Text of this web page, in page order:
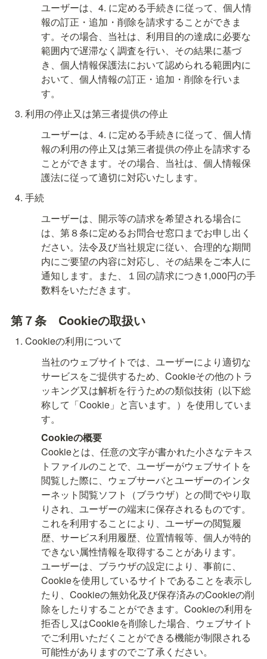
ユーザーは、4. に定める手続きに従って、個人情
報の訂正・追加・削除を請求することができま
す。その場合、当社は、利用目的の達成に必要な
範囲内で遅滞なく調査を行い、その結果に基づ
き、個人情報保護法において認められる範囲内に
おいて、個人情報の訂正・追加・削除を行いま
す。
利用の停止又は第三者提供の停止
ユーザーは、4. に定める手続きに従って、個人情
報の利用の停止又は第三者提供の停止を請求する
ことができます。その場合、当社は、個人情報保
護法に従って適切に対応いたします。
手続
ユーザーは、開示等の請求を希望される場合に
は、第８条に定めるお問合せ窓口までお申し出く
ださい。法令及び当社規定に従い、合理的な期間
内にご要望の内容に対応し、その結果をご本人に
通知します。また、１回の請求につき1,000円の手
数料をいただきます。
第７条 Cookieの取扱い
Cookieの利用について
当社のウェブサイトでは、ユーザーにより適切な
サービスをご提供するため、Cookieその他のトラ
ッキング又は解析を行うための類似技術（以下総
称して「Cookie」と言います。）を使用していま
す。
Cookieとは、任意の文字が書かれた小さなテキス
トファイルのことで、ユーザーがウェブサイトを
閲覧した際に、ウェブサーバとユーザーのインタ
ーネット閲覧ソフト（ブラウザ）との間でやり取
りされ、ユーザーの端末に保存されるものです。
これを利用することにより、ユーザーの閲覧履
歴、サービス利用履歴、位置情報等、個人が特的
できない属性情報を取得することがあります。
ユーザーは、ブラウザの設定により、事前に、
Cookieを使用しているサイトであることを表示し
たり、Cookieの無効化及び保存済みのCookieの削
除をしたりすることができます。Cookieの利用を
拒否し又はCookieを削除した場合、ウェブサイト
でご利用いただくことができる機能が制限される
可能性がありますのでご了承ください。